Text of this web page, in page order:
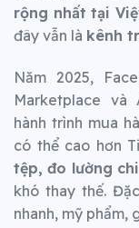
rộng nhất tại
đây vẫn là kênh
Năm 2025,
Marketplace và
hành trình mua
có thể cao hơn
tệp, đo lường
khó thay thế.
nhanh, mỹ phẩm,